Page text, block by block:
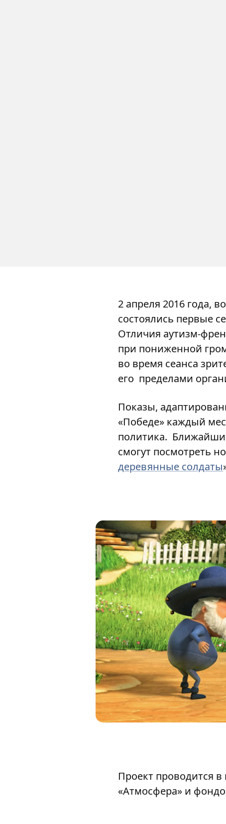
2 апреля 2016 года,
состоялись первые
Отличия аутизм-
при пониженной
во время сеанса
его пределами
Показы,
«Победе» каждый
политика.
смогут посмотреть
деревянные солдаты
Проект проводится
«Атмосфера» и